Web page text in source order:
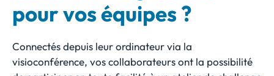
pour vos équipes ?
Connectés depuis leur ordinateur via la
visioconférence, vos collaborateurs ont la possibilité